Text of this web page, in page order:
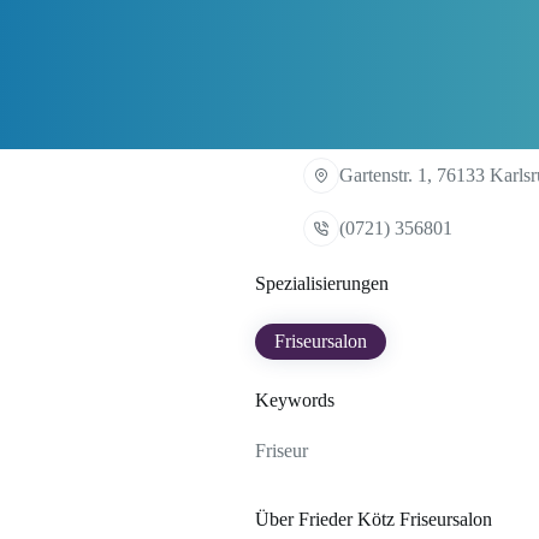
Gartenstr. 1, 76133
(0721) 356801
Spezialisierungen
Friseursalon
Keywords
Friseur
Über Frieder Kötz Friseursalon